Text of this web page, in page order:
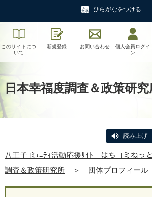
ひらがなをつける
このサイトにつ
いて
新規登録 お問い合わせ
個人会員ログイ
ン
日本幸福度調査＆政策研究
読み上げ
八王子ｺﾐｭﾆﾃｨ活動応援ｻｲﾄ はちコミねっと
調査＆政策研究所
＞ 団体プロフィール